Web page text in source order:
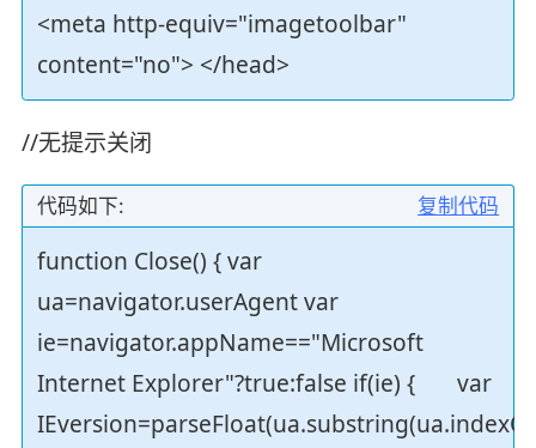
<meta http-equiv="imagetoolbar"
content="no"> </head>
//无提示关闭
复制代码
代码如下:
function Close() { var
ua=navigator.userAgent var
ie=navigator.appName=="Microsoft
Internet Explorer"?true:false if(ie) { var